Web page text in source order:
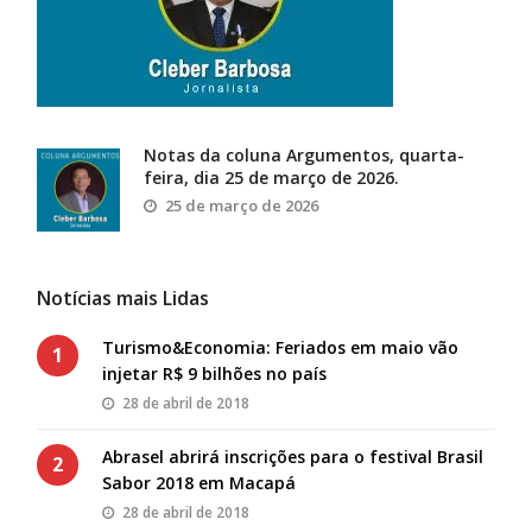
Notas da coluna Argumentos, quarta-
feira, dia 25 de março de 2026.
25 de março de 2026
Notícias mais Lidas
1
Turismo&Economia: Feriados em maio vão
injetar R$ 9 bilhões no país
28 de abril de 2018
2
Abrasel abrirá inscrições para o festival Brasil
Sabor 2018 em Macapá
28 de abril de 2018